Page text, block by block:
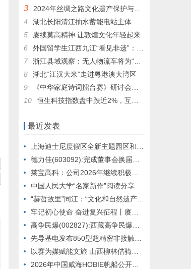
3
2024年丝绸之路文化遗产保护与利用产学研用合作研讨会在宁夏大学召开
4
湖北长阳清江抽水蓄能电站主体工程开工
5
赓续莫高精神 让敦煌文化年轻起来
6
外国留学生江西九江“看见非遗”：学茶艺做陶瓷 感受非遗魅力
7
浙江县域观察：无人物流车将为“中国民营快递之乡”带来什么？
8
湖北“江汉大米”走进粤港澳大湾区
9
《中华家庭诗词擂台赛》研讨会在京举行
10
恒生科技指数盘中跌近2%，互联网巨头走低；有色金属活跃，半导体板块直线拉升
最近发表
上海迪士尼度假区全新主题园区和两座新酒店正在建设中
德力佳(603092):完成董事会换届选举及聘任高级管理人员和证券事务代表
莱宝高科：公司2026年继续积极推进玻璃基面板级封装载板技术和产品的深入开发和相关合作
中国人民大学“名家新作”阅读分享会启动 首场共读《敦煌变》
“赫哲故里”同江：“文化和自然遗产日”激活非遗新活力
牢记初心使命 奋进复兴征程丨赓续红色血脉 走好新时代长征路
高争民爆(002827):西藏高争民爆股份有限公司董事、高级管理人员离职管理制度
先导基电发布850型超精密非接触轮廓仪 打破高端光学检测壁垒
以赛为媒赋能文旅 山西柳林借骑行赛事擦亮沿黄文旅
2026年中国威海HOBIE帆船公开赛暨HOBIE16亚洲锦标赛举行